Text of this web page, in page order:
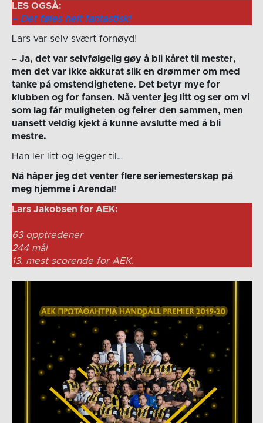
LES OGSÅ:
– Det føles helt fantastisk!
Lars var selv svært fornøyd!
– Ja, det var selvfølgelig gøy å bli kåret til mester,
men det var ikke akkurat slik en drømmer om med
tanke på omstendighetene. Det betyr mye for
klubben og for fansen. Nå venter jeg litt og ser om vi
som lag får muligheten og feirer den sammen, men
uansett veldig kjekt å kunne avslutte med å bli
mestre.
Han ler litt og legger til…
Nå håper jeg det venter flere seriemesterskap på
meg hjemme i Arendal !
Lars Jakobsen for AEK:
63 opptredener
244 mål
13. mest scorende for AEK.